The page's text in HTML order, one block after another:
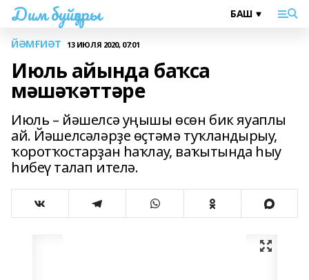
Дим буйҙары
ЙӘМҒИӘТ 13 ИЮЛЯ 2020, 07:01
Июль айында баҡса
мәшәҡәттәре
Июль – йәшелсә уңышы өсөн бик яуаплы
ай. Йәшелсәләрҙе өҫтәмә туҡландырыу,
ҡоротҡостарҙан һаҡлау, ваҡытында һыу
һибеү талап ителә.